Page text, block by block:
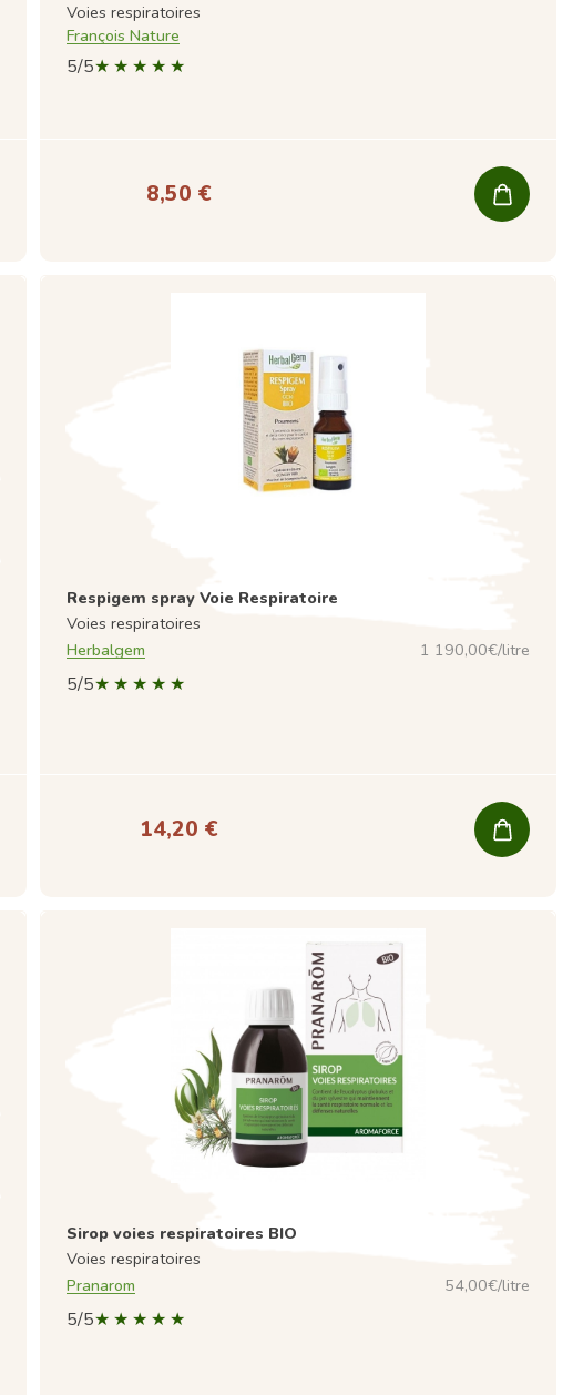
Voies respiratoires
François Nature
5/5
8,50 €
Respigem spray Voie Respiratoire
Voies respiratoires
Herbalgem
1 190,00€/litre
5/5
14,20 €
Sirop voies respiratoires BIO
Voies respiratoires
Pranarom
54,00€/litre
5/5